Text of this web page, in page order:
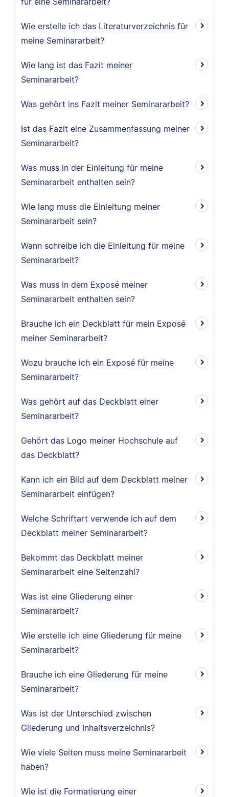
Wie erstelle ich das Literaturverzeichnis für
meine Seminararbeit?
Wie lang ist das Fazit meiner
Seminararbeit?
Was gehört ins Fazit meiner Seminararbeit?
Ist das Fazit eine Zusammenfassung meiner
Seminararbeit?
Was muss in der Einleitung für meine
Seminararbeit enthalten sein?
Wie lang muss die Einleitung meiner
Seminararbeit sein?
Wann schreibe ich die Einleitung für meine
Seminararbeit?
Was muss in dem Exposé meiner
Seminararbeit enthalten sein?
Brauche ich ein Deckblatt für mein Exposé
meiner Seminararbeit?
Wozu brauche ich ein Exposé für meine
Seminararbeit?
Was gehört auf das Deckblatt einer
Seminararbeit?
Gehört das Logo meiner Hochschule auf
das Deckblatt?
Kann ich ein Bild auf dem Deckblatt meiner
Seminararbeit einfügen?
Welche Schriftart verwende ich auf dem
Deckblatt meiner Seminararbeit?
Bekommt das Deckblatt meiner
Seminararbeit eine Seitenzahl?
Was ist eine Gliederung einer
Seminararbeit?
Wie erstelle ich eine Gliederung für meine
Seminararbeit?
Brauche ich eine Gliederung für meine
Seminararbeit?
Was ist der Unterschied zwischen
Gliederung und Inhaltsverzeichnis?
Wie viele Seiten muss meine Seminararbeit
haben?
Wie ist die Formatierung einer